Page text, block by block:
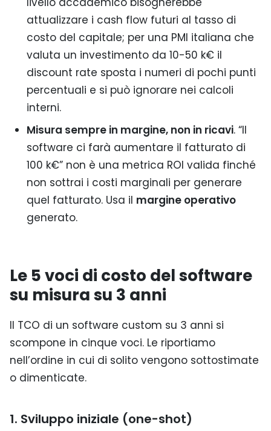
attualizzare i cash flow futuri al tasso di
costo del capitale; per una PMI italiana che
valuta un investimento da 10-50 k€ il
discount rate sposta i numeri di pochi punti
percentuali e si può ignorare nei calcoli
interni.
Misura sempre in margine, non in ricavi. “Il
software ci farà aumentare il fatturato di
100 k€” non è una metrica ROI valida finché
non sottrai i costi marginali per generare
quel fatturato. Usa il margine operativo
generato.
Le 5 voci di costo del software
su misura su 3 anni
Il TCO di un software custom su 3 anni si
scompone in cinque voci. Le riportiamo
nell’ordine in cui di solito vengono sottostimate
o dimenticate.
1. Sviluppo iniziale (one-shot)